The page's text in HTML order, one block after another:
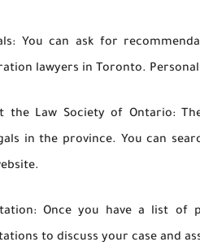
You can ask for
lawyers in Toronto.
the Law Society of Ontario:
in the province. You can
Once you have a list of
to discuss your case and